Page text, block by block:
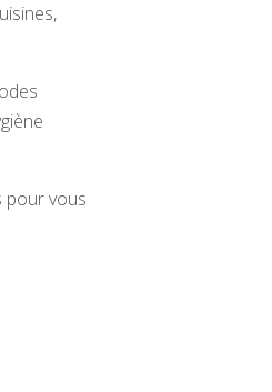
pour vous